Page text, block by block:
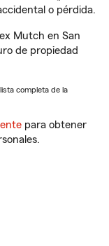
o pérdida.
Mutch en San
de propiedad
completa de la
para obtener